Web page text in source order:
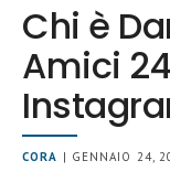
Chi è
Amici
CORA | GENNAIO 24,